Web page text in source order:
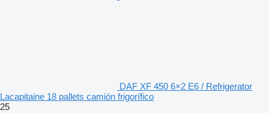
DAF XF 450 6×2 E6 / Refrigerator
Lacapitaine 18 pallets camión frigorífico
25